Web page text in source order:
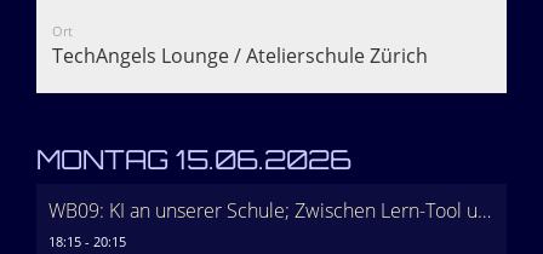
Ort
TechAngels Lounge / Atelierschule Zürich
MONTAG 15.06.2026
WB09: KI an unserer Schule; Zwischen Lern-Tool und Cheat-Bot (18:30-19:30 Podiumsdiskussion)
18:15 - 20:15